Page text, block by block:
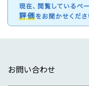
お問い合わせ